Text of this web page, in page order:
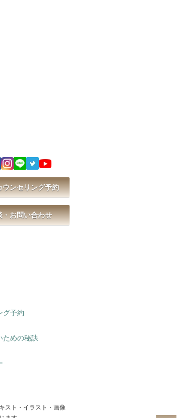
ウンセリング予約
・お問い合わせ
グ予約
ための秘訣
スト・イラスト・画像